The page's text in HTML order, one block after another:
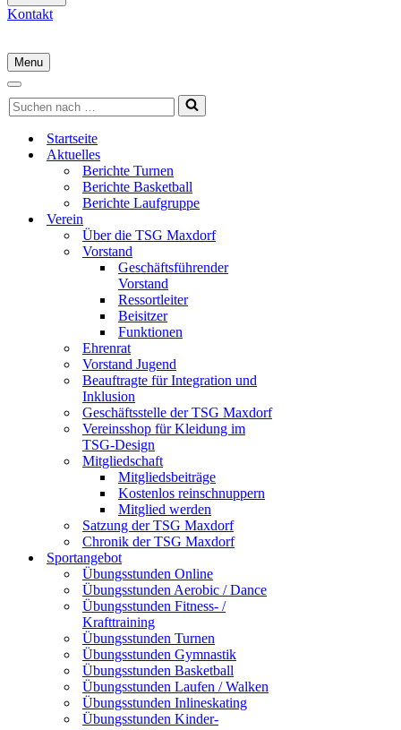
Kontakt
Menu
Navigationsmenü
Navigationsmenü
Suchen
nach …
Startseite
Aktuelles
Berichte Turnen
Berichte Basketball
Berichte Laufgruppe
Verein
Über die TSG Maxdorf
Vorstand
Geschäftsführender
Vorstand
Ressortleiter
Beisitzer
Funktionen
Ehrenrat
Vorstand Jugend
Beauftragte für Integration und
Inklusion
Geschäftsstelle der TSG Maxdorf
Vereinsshop für Kleidung im
TSG-Design
Mitgliedschaft
Mitgliedsbeiträge
Kostenlos reinschnuppern
Mitglied werden
Satzung der TSG Maxdorf
Chronik der TSG Maxdorf
Sportangebot
Übungsstunden Online
Übungsstunden Aerobic / Dance
Übungsstunden Fitness- /
Krafttraining
Übungsstunden Turnen
Übungsstunden Gymnastik
Übungsstunden Basketball
Übungsstunden Laufen / Walken
Übungsstunden Inlineskating
Übungsstunden Kinder-